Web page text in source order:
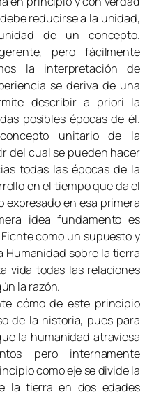
reducirse a la unidad,
de un concepto.
pero fácilmente
la interpretación de
se deriva de una
describir a priori la
posibles épocas de él.
unitario de la
del cual se pueden hacer
todas las épocas de la
en el tiempo que da el
en esa primera
idea fundamento es
como un supuesto y
Humanidad sobre la tierra
vida todas las relaciones
la razón.
cómo de este principio
de la historia, pues para
la humanidad atraviesa
pero internamente
como eje se divide la
la tierra en dos edades